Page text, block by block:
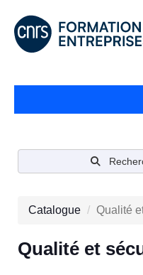
Catalogue Qualité
Qualité et